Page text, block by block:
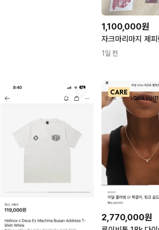
1,100,000원
1일 전
2,770,000원